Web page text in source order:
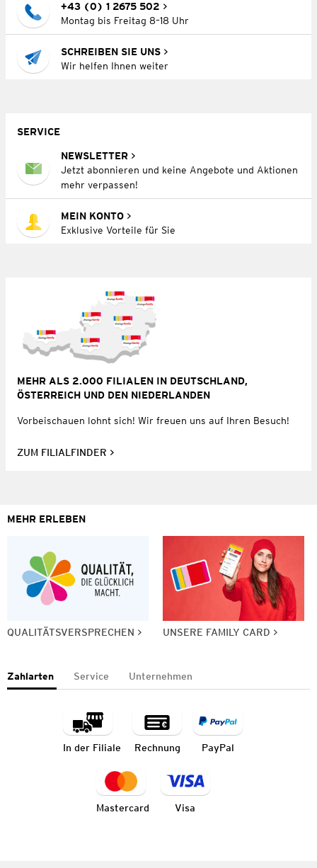
+43 (0) 1 2675 502
Montag bis Freitag 8–18 Uhr
SCHREIBEN SIE UNS
Wir helfen Ihnen weiter
SERVICE
NEWSLETTER
Jetzt abonnieren und keine Angebote und Aktionen
mehr verpassen!
MEIN KONTO
Exklusive Vorteile für Sie
MEHR ALS 2.000 FILIALEN IN DEUTSCHLAND,
ÖSTERREICH UND DEN NIEDERLANDEN
Vorbeischauen lohnt sich! Wir freuen uns auf Ihren Besuch!
ZUM FILIALFINDER
MEHR ERLEBEN
QUALITÄTSVERSPRECHEN UNSERE FAMILY CARD
Zahlarten Service Unternehmen
In der Filiale Rechnung PayPal
Mastercard Visa